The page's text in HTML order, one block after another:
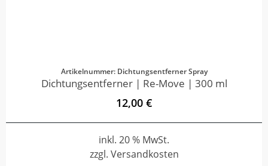
Artikelnummer: Dichtungsentferner Spray
Dichtungsentferner | Re-Move | 300 ml
12,00 €
inkl. 20 % MwSt.
zzgl. Versandkosten